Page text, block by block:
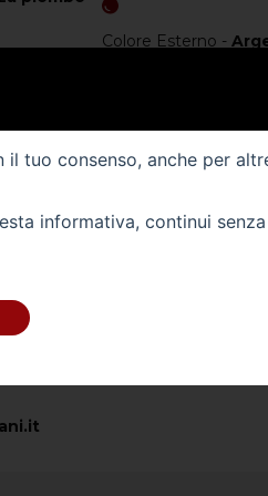
Colore Esterno -
tuo consenso, anche per
informativa, continui senza